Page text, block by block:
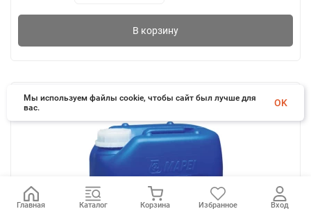
В корзину
Главная Каталог Корзина Избранное Вход
Мы используем файлы cookie, чтобы сайт был лучше для
вас.
OK